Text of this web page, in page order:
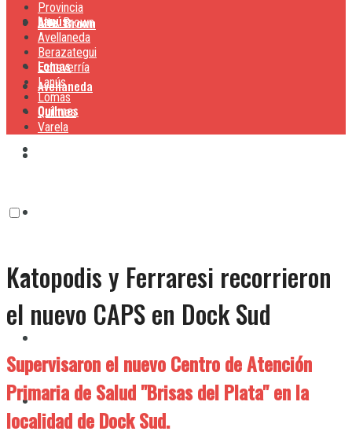
Lanús
Lomas
Quilmes
Alte. Brown
Avellaneda
Lanús
Quilmes
Provincia
Alte. Brown
Avellaneda
Berazategui
Echeverría
Lanús
Lomas
Quilmes
Varela
Katopodis y Ferraresi recorrieron
el nuevo CAPS en Dock Sud
Supervisaron el nuevo Centro de Atención
Primaria de Salud "Brisas del Plata" en la
localidad de Dock Sud.